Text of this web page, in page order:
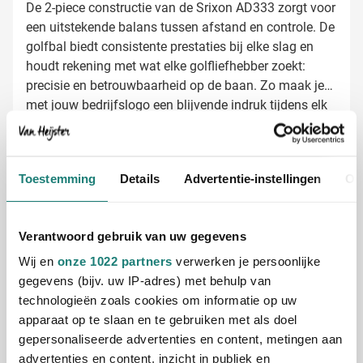
Toestemming Details Advertentie-instellingen
Verantwoord gebruik van uw gegevens
Wij en onze 1022 partners verwerken je persoonlijke
gegevens (bijv. uw IP-adres) met behulp van
technologieën zoals cookies om informatie op uw
apparaat op te slaan en te gebruiken met als doel
gepersonaliseerde advertenties en content, metingen aan
advertenties en content, inzicht in publiek en
De 2-piece constructie van de Srixon AD333 zorgt voor
een uitstekende balans tussen afstand en controle. De
golfbal biedt consistente prestaties bij elke slag en
houdt rekening met wat elke golfliefhebber zoekt:
precisie en betrouwbaarheid op de baan. Zo maak je
met jouw bedrijfslogo een blijvende indruk tijdens elk
rondje golf.
Golfballen bedrukken met jouw logo
Bij Van Heijster Relatiegeschenken maken we van
Je hebt verschillende opties:
Full color bedrukking voor maximale impact
kleuren
Toevoegen van een pakkende slogan of tekst
De witte ondergrond van de golfbal zorgt ervoor dat je
logo of tekst perfect tot zijn recht komt en goed
zichtbaar blijft, zelfs na intensief gebruik.